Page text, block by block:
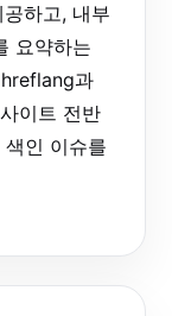
하고, 내부
요약하는
과
이트 전반
인 이슈를